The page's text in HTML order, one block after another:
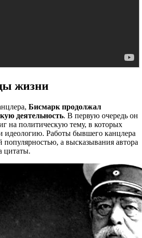
жизни
Бисмарк продолжал
деятельность. В первую очередь он
на политическую тему, в которых
идеологию. Работы бывшего канцлера
популярностью, а высказывания автора
цитаты.